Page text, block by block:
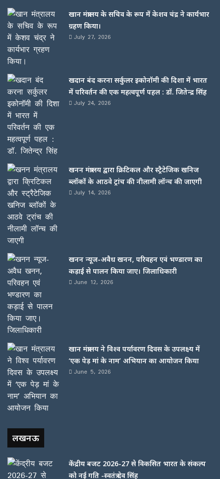
खान मंत्रालय के सचिव के रूप में केशव चंद्र ने कार्यभार
ग्रहण किया।
July 27, 2026
खदान बंद करना सर्कुलर इकोनॉमी की दिशा में भारत
में परिवर्तन की एक महत्वपूर्ण पहल : डॉ. जितेन्द्र सिंह
July 24, 2026
खनन मंत्रालय द्वारा क्रिटिकल और स्ट्रैटेजिक खनिज
ब्लॉकों के आठवे ट्रांच की नीलामी लॉन्च की जाएगी
July 14, 2026
खनन न्यूज-अवैध खनन, परिवहन एवं भण्डारण का
कड़ाई से पालन किया जाए। जिलाधिकारी
June 12, 2026
खान मंत्रालय ने विश्व पर्यावरण दिवस के उपलक्ष्य में
‘एक पेड़ मां के नाम’ अभियान का आयोजन किया
June 5, 2026
लखनऊ
केंद्रीय बजट 2026-27 से विकसित भारत के संकल्प
को नई गति -स्वतंत्र देव सिंह